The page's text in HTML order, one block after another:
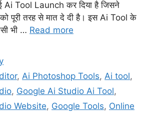
Ai Tool Launch कर दिया है जिसने
पूरी तरह से मात दे दी है। इस Ai Tool के
भी … Read more
, Ai Photoshop Tools, Ai tool,
, Google Ai Studio Ai Tool,
Website, Google Tools, Online